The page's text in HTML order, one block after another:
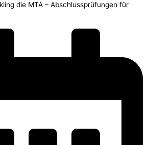
die MTA – Abschlussprüfungen für